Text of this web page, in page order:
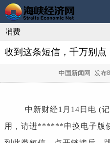
消费
收到这条短信，千万别
中国新闻网 发布
中新财经1月14日电 (记
用，请进******申换电子版